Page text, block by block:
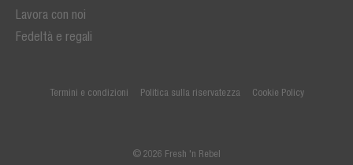
Lavora con noi
Fedeltà e regali
Termini e condizioni Politica sulla riservatezza Cookie Policy
© 2026 Fresh 'n Rebel